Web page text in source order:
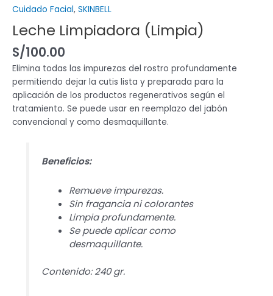
Cuidado Facial, SKINBELL
Leche Limpiadora (Limpia)
S/100.00
Elimina todas las impurezas del rostro profundamente
permitiendo dejar la cutis lista y preparada para la
aplicación de los productos regenerativos según el
tratamiento. Se puede usar en reemplazo del jabón
convencional y como desmaquillante.
Beneficios:
Remueve impurezas.
Sin fragancia ni colorantes
Limpia profundamente.
Se puede aplicar como
desmaquillante.
Contenido: 240 gr.